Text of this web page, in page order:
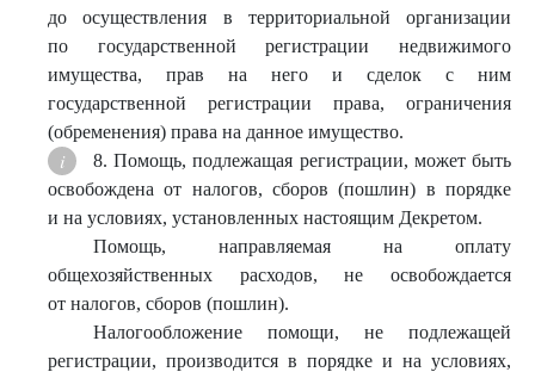
до осуществления в территориальной организации
по государственной регистрации недвижимого
имущества, прав на него и сделок с ним
государственной регистрации права, ограничения
(обременения) права на данное имущество.
8. Помощь, подлежащая регистрации, может быть
освобождена от налогов, сборов (пошлин) в порядке
и на условиях, установленных настоящим Декретом.
Помощь, направляемая на оплату
общехозяйственных расходов, не освобождается
от налогов, сборов (пошлин).
Налогообложение помощи, не подлежащей
регистрации, производится в порядке и на условиях,